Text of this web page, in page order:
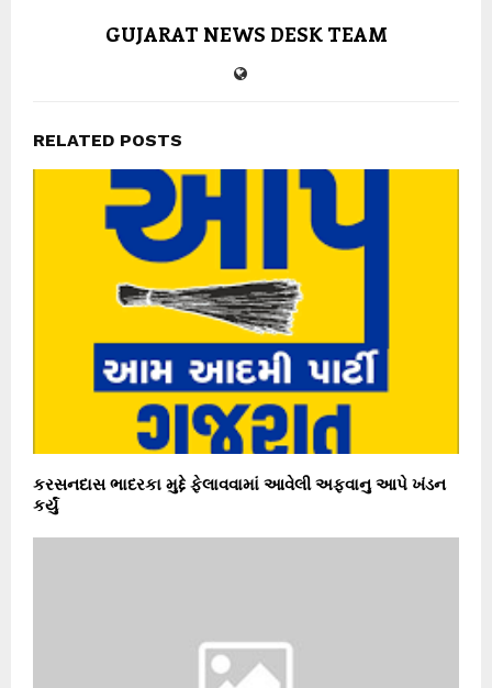
GUJARAT NEWS DESK TEAM
RELATED POSTS
કરસનદાસ ભાદરકા મુદ્દે ફેલાવવામાં આવેલી અફવાનુ આપે ખંડન
કર્યું